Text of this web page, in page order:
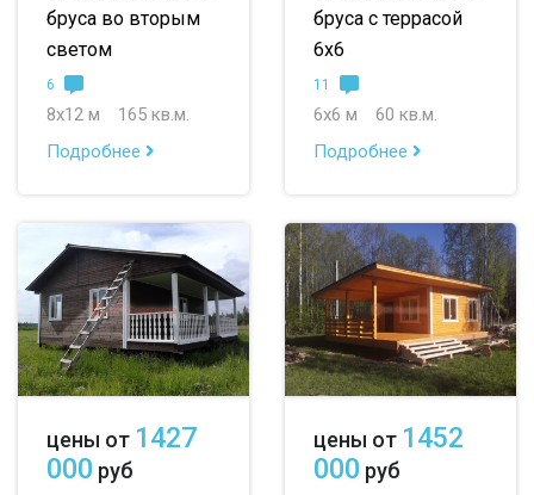
бруса во вторым
светом
6
8х12 м
165 кв.м.
Подробнее
бруса с террасой
6х6
11
6х6 м
60 кв.м.
Подробнее
цены от 1427
000 руб
цены от 1452
000 руб